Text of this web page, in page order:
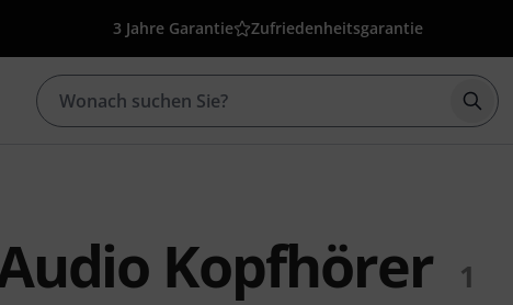
3 Jahre Garantie Zufriedenheitsgarantie
Kopfhörer 1